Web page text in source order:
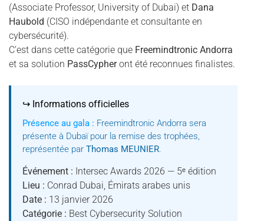
(Associate Professor, University of Dubai) et Dana
Haubold (CISO indépendante et consultante en
cybersécurité).
C’est dans cette catégorie que Freemindtronic Andorra
et sa solution PassCypheront été reconnues finalistes.
↪ Informations officielles
Présence au gala : Freemindtronic Andorra sera
présente à Dubaï pour la remise des trophées,
représentée parThomas MEUNIER.
Événement : Intersec Awards 2026 — 5ᵉ édition
Lieu : Conrad Dubai, Émirats arabes unis
Date : 13 janvier 2026
Catégorie : Best Cybersecurity Solution